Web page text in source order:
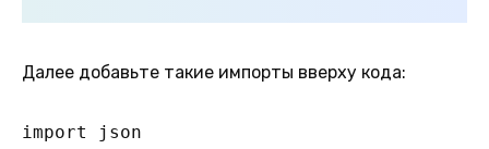
Далее добавьте такие импорты вверху кода:
import json